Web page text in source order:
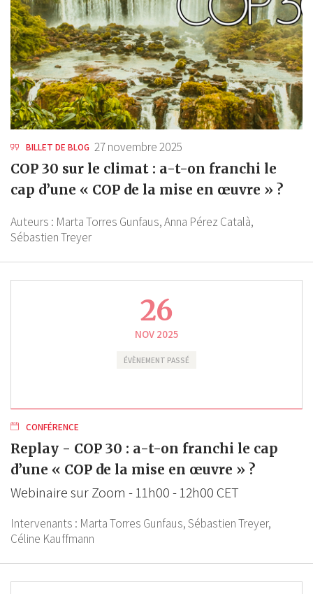
BILLET DE BLOG 27 novembre 2025
COP 30 sur le climat : a-t-on franchi le
cap d’une « COP de la mise en œuvre » ?
Auteurs : Marta Torres Gunfaus,Anna Pérez Català,
Sébastien Treyer
26
NOV 2025
ÉVÈNEMENT PASSÉ
CONFÉRENCE
Replay - COP 30 : a-t-on franchi le cap
d’une « COP de la mise en œuvre » ?
Webinaire sur Zoom - 11h00 - 12h00 CET
Intervenants : Marta Torres Gunfaus,Sébastien Treyer,
Céline Kauffmann